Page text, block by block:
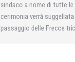
sindaco a nome di tutte le
cerimonia verrà suggellata
passaggio delle Frecce